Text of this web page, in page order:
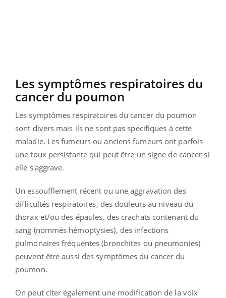
Les symptômes respiratoires du
cancer du poumon
Les symptômes respiratoires du cancer du poumon
sont divers mais ils ne sont pas spécifiques à cette
maladie. Les fumeurs ou anciens fumeurs ont parfois
une toux persistante qui peut être un signe de cancer si
elle s'aggrave.
Un essoufflement récent ou une aggravation des
difficultés respiratoires, des douleurs au niveau du
thorax et/ou des épaules, des crachats contenant du
sang (nommés hémoptysies), des infections
pulmonaires fréquentes (bronchites ou pneumonies)
peuvent être aussi des symptômes du cancer du
poumon.
On peut citer également une modification de la voix